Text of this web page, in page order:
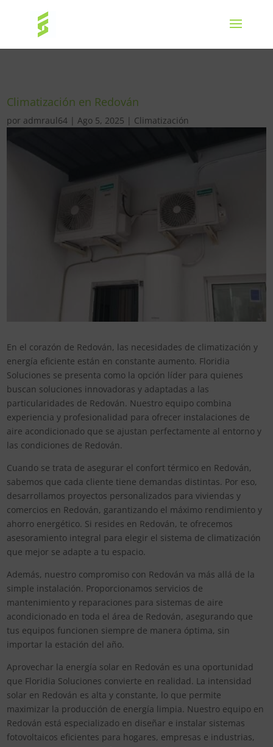
Climatización en Redován
por admraul64 |Ago 5, 2025 | Climatización
En el corazón de Redován, las necesidades de climatización y
energía eficiente están en constante aumento. Floridia
Soluciones se presenta como la opción líder para quienes
buscan soluciones innovadoras y adaptadas a las
particularidades de Redován. Nuestro equipo combina
experiencia y profesionalidad para ofrecer instalaciones de
aire acondicionado que se ajustan perfectamente al entorno y
las condiciones de Redován.
Cuando se trata de asegurar el confort térmico en Redován,
sabemos que cada cliente tiene demandas distintas. Por eso,
desarrollamos proyectos personalizados para viviendas y
comercios en Redován, garantizando el máximo rendimiento y
ahorro energético. Si resides en Redován, te ofrecemos
asesoramiento integral para elegir el sistema de climatización
que mejor se adapte a tu espacio.
Además, nuestro compromiso con Redován va más allá de la
simple instalación. Proporcionamos servicios de
mantenimiento y reparaciones para sistemas de aire
acondicionado en toda el área de Redován, asegurando que
tus equipos funcionen siempre de manera óptima, sin
importar la estación del año.
Aprovechar la energía solar en Redován es una oportunidad
que Floridia Soluciones convierte en realidad. La intensidad
solar en Redován es alta y constante, lo que permite
maximizar la producción de energía limpia. Nuestro equipo en
Redován está especializado en diseñar e instalar sistemas
fotovoltaicos eficientes para hogares, empresas e industrias,